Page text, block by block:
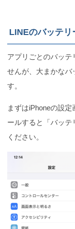
LINEのバッテ
アプリごとのバッテ
せんが、大まかなバ
す。
まずはiPhoneの設
ールすると「バッテ
ください。